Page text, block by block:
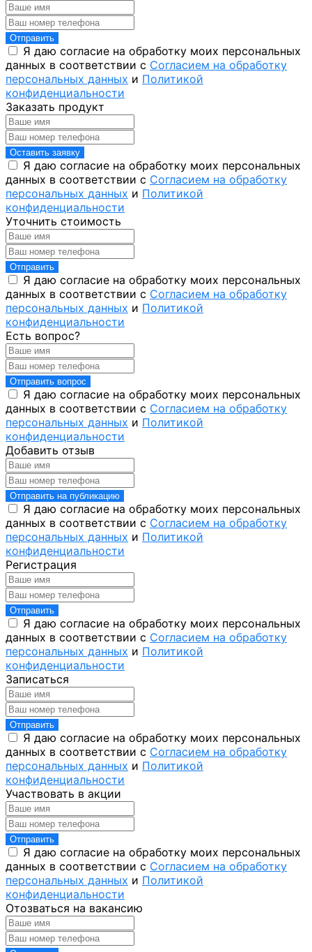
Отправить
Я даю согласие на обработку моих персональных
данных в соответствии с Согласием на обработку
персональных данных и Политикой
конфиденциальности
Заказать продукт
Оставить заявку
Я даю согласие на обработку моих персональных
данных в соответствии с Согласием на обработку
персональных данных и Политикой
конфиденциальности
Уточнить стоимость
Отправить
Я даю согласие на обработку моих персональных
данных в соответствии с Согласием на обработку
персональных данных и Политикой
конфиденциальности
Есть вопрос?
Отправить вопрос
Я даю согласие на обработку моих персональных
данных в соответствии с Согласием на обработку
персональных данных и Политикой
конфиденциальности
Добавить отзыв
Отправить на публикацию
Я даю согласие на обработку моих персональных
данных в соответствии с Согласием на обработку
персональных данных и Политикой
конфиденциальности
Регистрация
Отправить
Я даю согласие на обработку моих персональных
данных в соответствии с Согласием на обработку
персональных данных и Политикой
конфиденциальности
Записаться
Отправить
Я даю согласие на обработку моих персональных
данных в соответствии с Согласием на обработку
персональных данных и Политикой
конфиденциальности
Участвовать в акции
Отправить
Я даю согласие на обработку моих персональных
данных в соответствии с Согласием на обработку
персональных данных и Политикой
конфиденциальности
Отозваться на вакансию